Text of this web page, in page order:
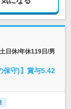
日休/年休119日/男
保守)】賞与5.42